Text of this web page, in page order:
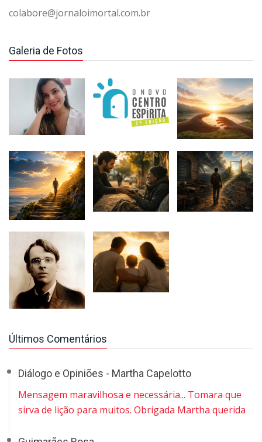
colabore@jornaloimortal.com.br
Galeria de Fotos
Últimos Comentários
Diálogo e Opiniões - Martha Capelotto
Mensagem maravilhosa e necessária... Tomara que
sirva de lição para muitos. Obrigada Martha querida